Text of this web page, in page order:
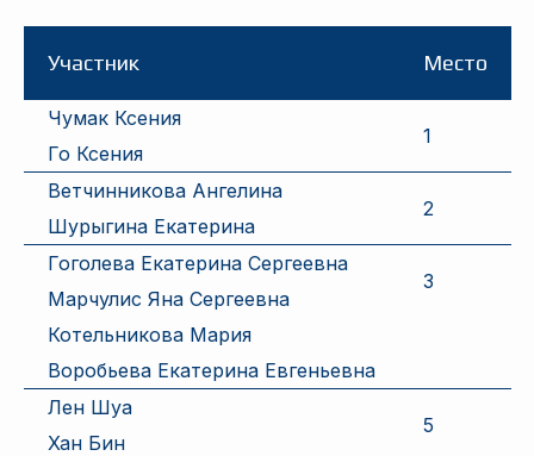
Участник Место
Чумак Ксения
1
Го Ксения
Ветчинникова Ангелина
2
Шурыгина Екатерина
Гоголева Екатерина Сергеевна
3
Марчулис Яна Сергеевна
Котельникова Мария
Воробьева Екатерина Евгеньевна
Лен Шуа
5
Хан Бин